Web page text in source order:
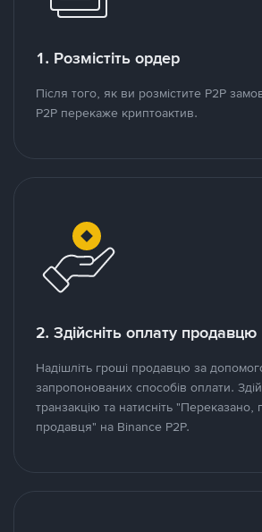
1. Розмістіть ордер
Після того, як ви розмістите P2P
P2P перекаже криптоактив.
2. Здійсніть оплату продавцю
Надішліть гроші продавцю за
запропонованих способів оплати.
транзакцію та натисніть "Переказано,
продавця" на Binance P2P.